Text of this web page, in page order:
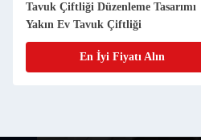
Tavuk Çiftliği Düzenleme Tasarımı
Yakın Ev Tavuk Çiftliği
En İyi Fiyatı Alın